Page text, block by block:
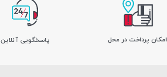
امکان پرداخت در محل پاسخگویی آنلاین